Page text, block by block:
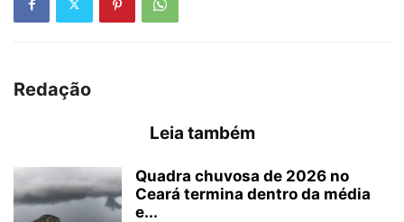
Redação
Leia também
Quadra chuvosa de 2026 no
Ceará termina dentro da média
e...